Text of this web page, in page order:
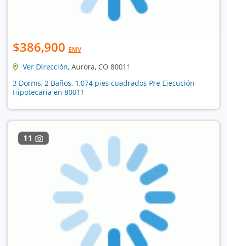
$386,900 EMV
Ver Dirección, Aurora, CO 80011
3 Dorms, 2 Baños, 1,074 pies cuadrados Pre Ejecución
Hipotecaria en 80011
11